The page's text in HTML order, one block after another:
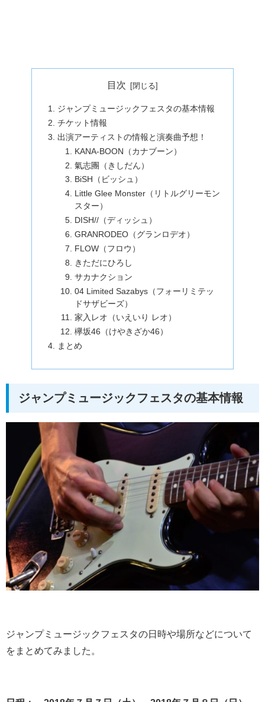
目次
ジャンプミュージックフェスタの基本情報
チケット情報
出演アーティストの情報と演奏曲予想！
KANA‐BOON（カナブーン）
氣志團（きしだん）
BiSH（ビッシュ）
Little Glee Monster（リトルグリーモン
スター）
DISH//（ディッシュ）
GRANRODEO（グランロデオ）
FLOW（フロウ）
きただにひろし
サカナクション
04 Limited Sazabys（フォーリミテッ
ドサザビーズ）
家入レオ（いえいり レオ）
欅坂46（けやきざか46）
まとめ
ジャンプミュージックフェスタの基本情報
ジャンプミュージックフェスタの日時や場所などについて
をまとめてみました。